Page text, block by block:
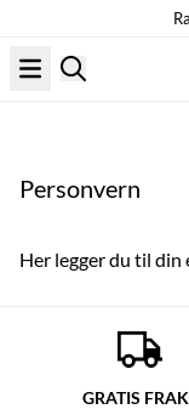
Personvern
Her legger du til din
GRATIS